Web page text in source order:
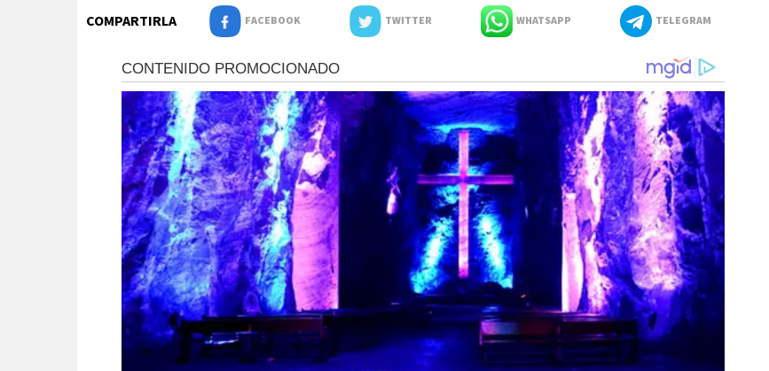
COMPARTIRLA FACEBOOK TWITTER WHATSAPP TELEGRAM